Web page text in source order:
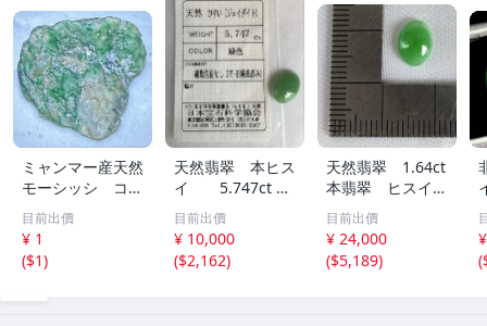
ミャンマー産天然
モーシッシ コス
モクロア 翡翠輝
石 原石20.16g^
^激レア石^ ^
目前出價
¥ 1
($1)
天然翡翠 本ヒス
イ 5.747ct 日
宝協ソーティン
グ ルース
天然ひすい
目前出價
¥ 10,000
($2,162)
天然翡翠 1.64ct
本翡翠 ヒスイ
ジェイダイト ル
ース
目前出價
¥ 24,000
($5,189)
(